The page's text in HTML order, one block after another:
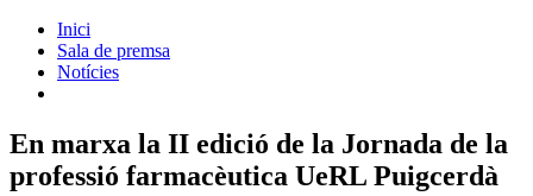
Inici
Sala de premsa
Notícies
En marxa la II edició de la Jornada de la
professió farmacèutica UeRL Puigcerdà